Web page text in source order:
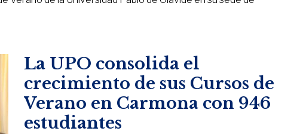
La UPO consolida el
crecimiento de sus Cursos de
Verano en Carmona con 946
estudiantes